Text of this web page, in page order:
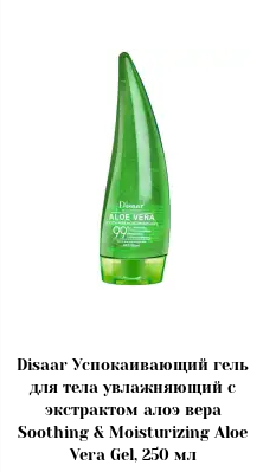
Disaar Успокаивающий гель
для тела увлажняющий с
экстрактом алоэ вера
Soothing & Moisturizing Aloe
Vera Gel, 250 мл